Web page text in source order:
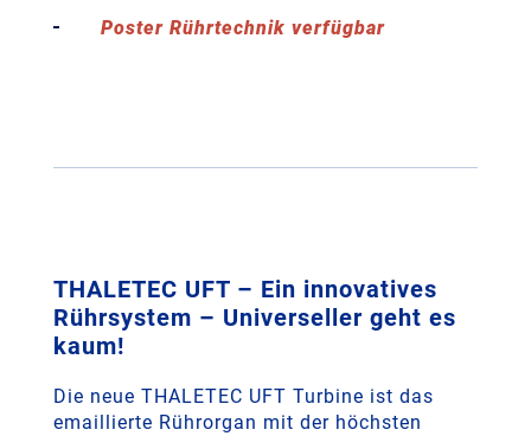
Poster Rührtechnik verfügbar
THALETEC UFT – Ein innovatives
Rührsystem – Universeller geht es
kaum!
Die neue THALETEC UFT Turbine ist das
emaillierte Rührorgan mit der höchsten